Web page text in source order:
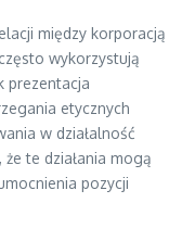
między korporacją
wykorzystują
prezentacja
etycznych
w działalność
te działania mogą
pozycji